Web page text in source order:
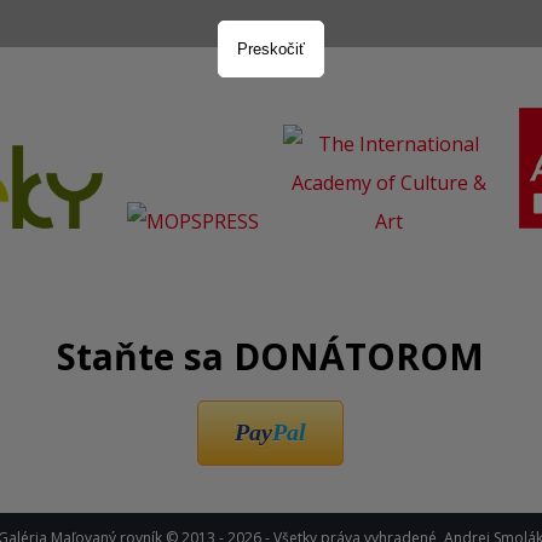
Staňte sa DONÁTOROM
PayPal
Maľovaný rovník © 2013 - 2026 - Všetky práva vyhradené, Andrej
Preskočiť